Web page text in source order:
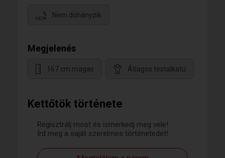
Kettőtök története
Regisztrálj most és ismerkedj meg vele!
Írd meg a saját szerelmes történetedet!
Nem dohányzik
Megjelenés
167 cm magas Átlagos testalkatú